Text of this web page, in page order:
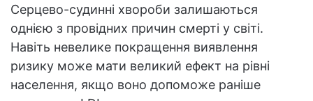
Серцево-судинні хвороби залишаються
однією з провідних причин смерті у світі.
Навіть невелике покращення виявлення
ризику може мати великий ефект на рівні
населення, якщо воно допоможе раніше